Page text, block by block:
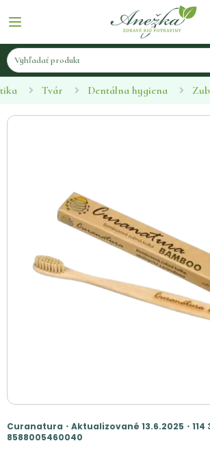
Tvár Dentálna hygiena
Curanatura・Aktualizované 13.6.2025・114
8588005460040